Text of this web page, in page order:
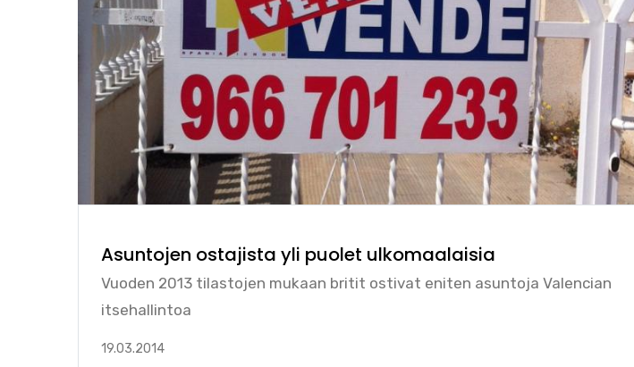
Asuntojen ostajista yli puolet ulkomaalaisia
Vuoden 2013 tilastojen mukaan britit ostivat eniten asuntoja Valencian
itsehallintoa
19.03.2014